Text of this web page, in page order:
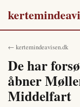
← kertemindeavisen.dk
De har
åbner
Middelfart